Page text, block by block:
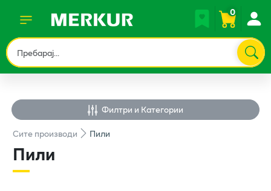
0
Филтри и Категории
Ситепроизводи Пили
Пили